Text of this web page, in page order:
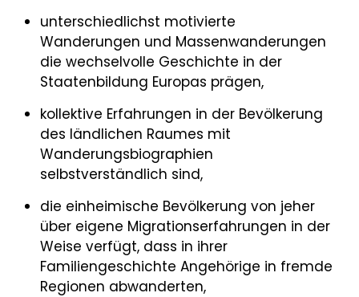
unterschiedlichst motivierte
Wanderungen und Massenwanderungen
die wechselvolle Geschichte in der
Staatenbildung Europas prägen,
kollektive Erfahrungen in der Bevölkerung
des ländlichen Raumes mit
Wanderungsbiographien
selbstverständlich sind,
die einheimische Bevölkerung von jeher
über eigene Migrationserfahrungen in der
Weise verfügt, dass in ihrer
Familiengeschichte Angehörige in fremde
Regionen abwanderten,